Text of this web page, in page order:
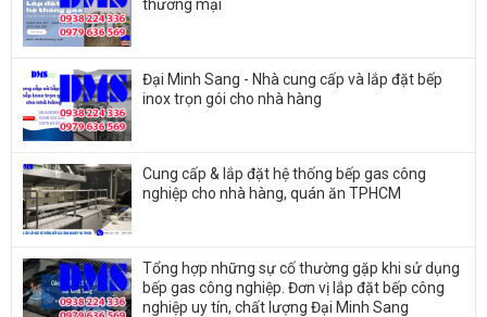
thương mại
Đại Minh Sang - Nhà cung cấp và lắp đặt bếp
inox trọn gói cho nhà hàng
Cung cấp & lắp đặt hệ thống bếp gas công
nghiệp cho nhà hàng, quán ăn TPHCM
Tổng hợp những sự cố thường gặp khi sử dụng
bếp gas công nghiệp. Đơn vị lắp đặt bếp công
nghiệp uy tín, chất lượng Đại Minh Sang